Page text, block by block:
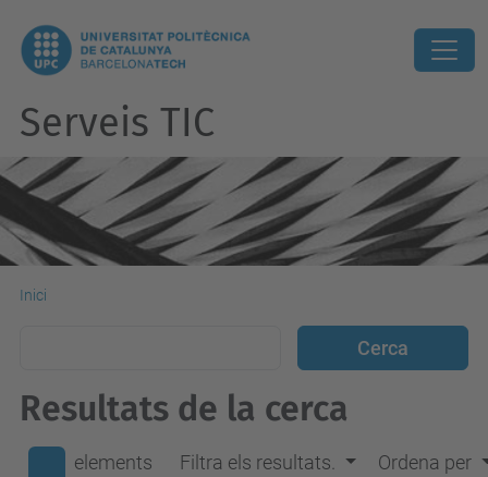
Serveis TIC
Inici
Resultats de la cerca
elements
Filtra els resultats. Ordena per